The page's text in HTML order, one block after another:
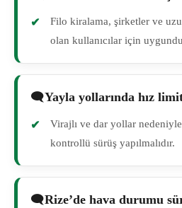
Filo kiralama, şirketler ve
olan kullanıcılar için
Yayla yollarında hız
Virajlı ve dar yollar
kontrollü sürüş yapılmalıdır.
Rize’de hava durumu